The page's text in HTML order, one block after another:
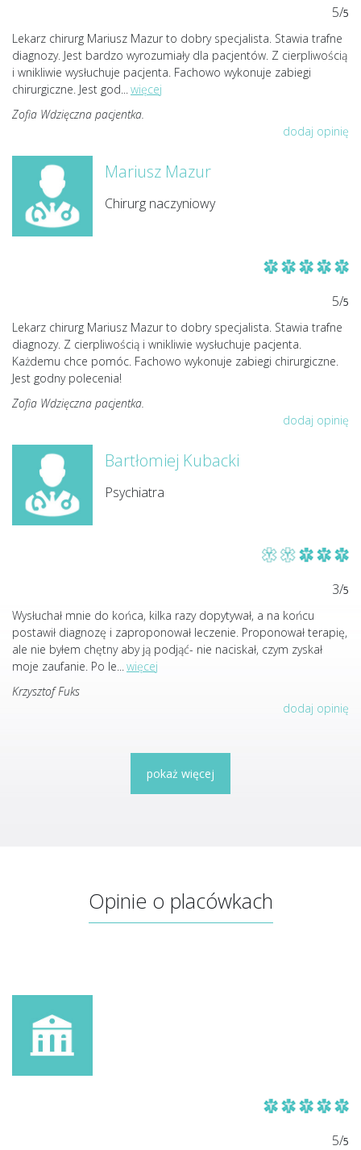
5/5
Lekarz chirurg Mariusz Mazur to dobry specjalista. Stawia trafne
diagnozy. Jest bardzo wyrozumiały dla pacjentów. Z cierpliwością
i wnikliwie wysłuchuje pacjenta. Fachowo wykonuje zabiegi
chirurgiczne. Jest god
więcej
Zofia Wdzięczna pacjentka.
dodaj opinię
Mariusz Mazur
Chirurg naczyniowy
5/5
Lekarz chirurg Mariusz Mazur to dobry specjalista. Stawia trafne
diagnozy. Z cierpliwością i wnikliwie wysłuchuje pacjenta.
Każdemu chce pomóc. Fachowo wykonuje zabiegi chirurgiczne.
Jest godny polecenia!
Zofia Wdzięczna pacjentka.
dodaj opinię
Bartłomiej Kubacki
Psychiatra
3/5
Wysłuchał mnie do końca, kilka razy dopytywał, a na końcu
postawił diagnozę i zaproponował leczenie. Proponował terapię,
ale nie byłem chętny aby ją podjąć- nie naciskał, czym zyskał
moje zaufanie. Po le...więcej
Krzysztof Fuks
dodaj opinię
pokaż więcej
Opinie o placówkach
5/5